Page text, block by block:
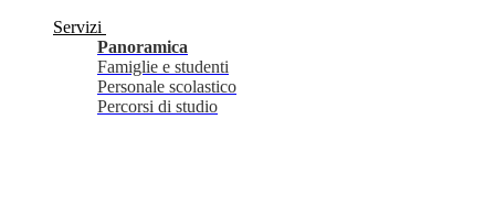
Servizi
Panoramica
Famiglie e studenti
Personale scolastico
Percorsi di studio